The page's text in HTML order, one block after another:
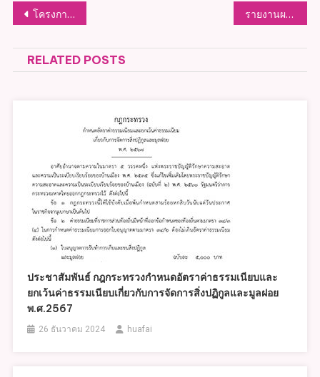
แนะแนว
เรื่อง
โครงการการละเล่นพื้นบ้าน ศูนย์พัฒนาเด็กเล็ก อบต.หัวฝาย รายงานผลการติดตามและประเมินผลแผนพัฒนา
RELATED POSTS
ประชาสัมพันธ์ กฎกระทรวงกำหนดอัตราค่าธรรมเนียบและ
ยกเว้นค่าธรรมเนียบเกี่ยวกับการจัดการสิ่งปฏิกูลและมูลฝอย
พ.ศ.2567
26 ธันวาคม 2024 huafai